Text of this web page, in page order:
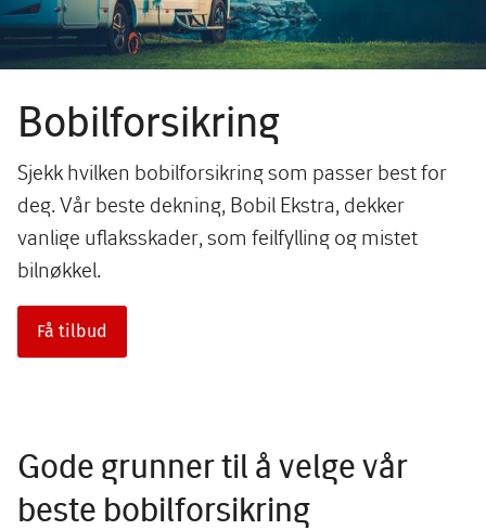
Bobilforsikring
Sjekk hvilken bobilforsikring som passer best for
deg. Vår beste dekning, Bobil Ekstra, dekker
vanlige uflaksskader, som feilfylling og mistet
bilnøkkel.
Få tilbud
Gode grunner til å velge vår
beste bobilforsikring